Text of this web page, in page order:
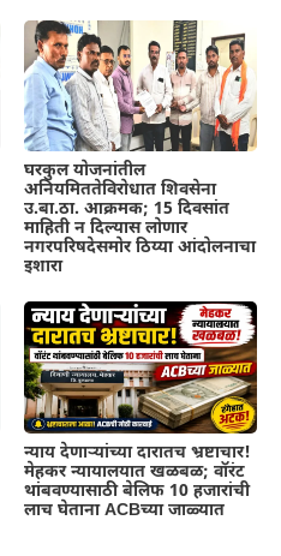
घरकुल योजनांतील
अनियमिततेविरोधात शिवसेना
उ.बा.ठा. आक्रमक; 15 दिवसांत
माहिती न दिल्यास लोणार
नगरपरिषदेसमोर ठिय्या आंदोलनाचा
इशारा
न्याय देणाऱ्यांच्या दारातच भ्रष्टाचार!
मेहकर न्यायालयात खळबळ; वॉरंट
थांबवण्यासाठी बेलिफ 10 हजारांची
लाच घेताना ACBच्या जाळ्यात